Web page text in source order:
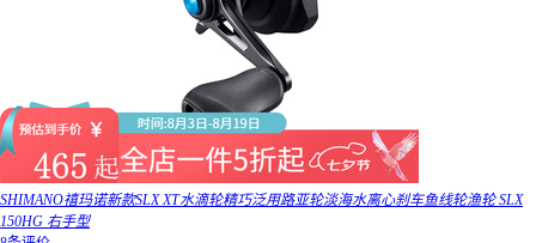
SHIMANO禧玛诺新款SLX XT水滴轮精巧泛用路亚轮淡海水离心刹车鱼线轮渔轮 SLX
150HG 右手型